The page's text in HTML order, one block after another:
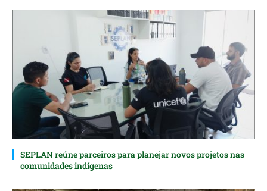
SEPLAN reúne parceiros para planejar novos projetos nas
comunidades indígenas